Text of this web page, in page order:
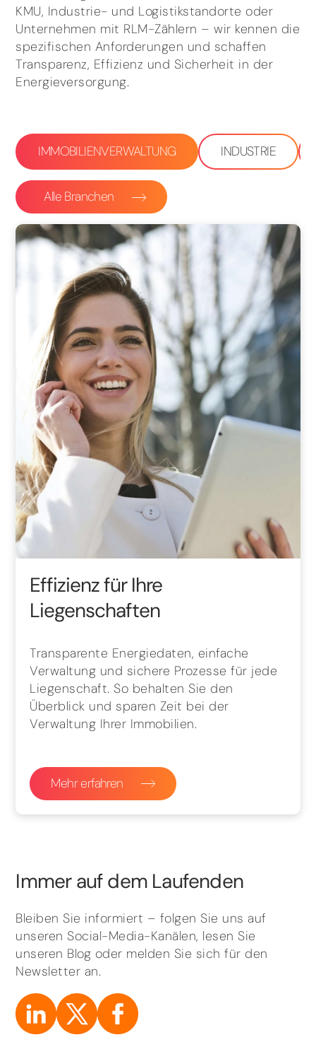
KMU, Industrie- und Logistikstandorte oder
Unternehmen mit RLM-Zählern – wir kennen die
spezifischen Anforderungen und schaffen
Transparenz, Effizienz und Sicherheit in der
Energieversorgung.
IMMOBILIENVERWALTUNG INDUSTRIE
Alle Branchen
Effizienz für Ihre
Liegenschaften
Transparente Energiedaten, einfache
Verwaltung und sichere Prozesse für jede
Liegenschaft. So behalten Sie den
Überblick und sparen Zeit bei der
Verwaltung Ihrer Immobilien.
Mehr erfahren
Immer auf dem Laufenden
Bleiben Sie informiert – folgen Sie uns auf
unseren Social-Media-Kanälen, lesen Sie
unseren Blog oder melden Sie sich für den
Newsletter an.